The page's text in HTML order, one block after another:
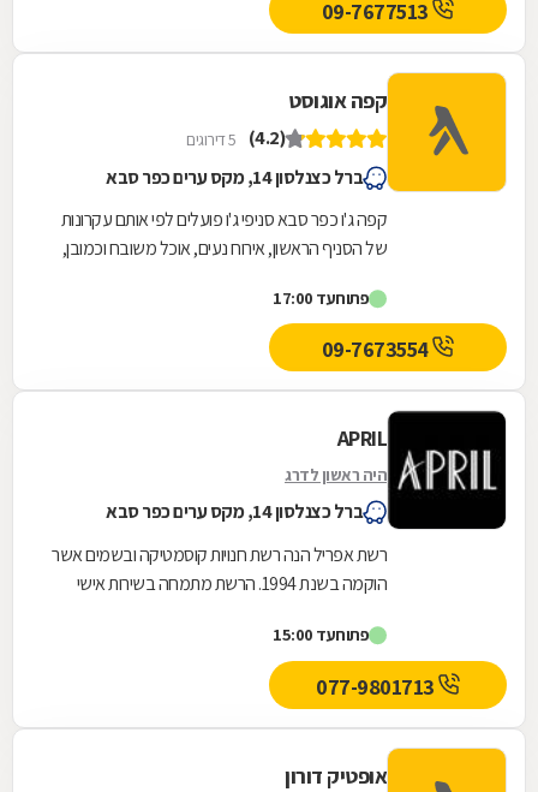
09-7677513
קפה אוגוסט
(4.2) 5 דירוגים
ברל כצנלסון 14, מקס ערים כפר סבא
קפה ג'ו כפר סבא סניפי ג'ו פועלים לפי אותם עקרונות
של הסניף הראשון, אירוח נעים, אוכל משובח וכמובן,
פתוחעד 17:00
09-7673554
APRIL
היה ראשון לדרג
ברל כצנלסון 14, מקס ערים כפר סבא
רשת אפריל הנה רשת חנויות קוסמטיקה ובשמים אשר
הוקמה בשנת 1994. הרשת מתמחה בשירות אישי
ברחבי הארץ....
פתוחעד 15:00
אופטיק דורון